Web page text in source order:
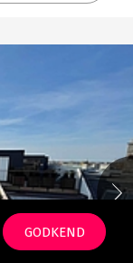
GODKEND